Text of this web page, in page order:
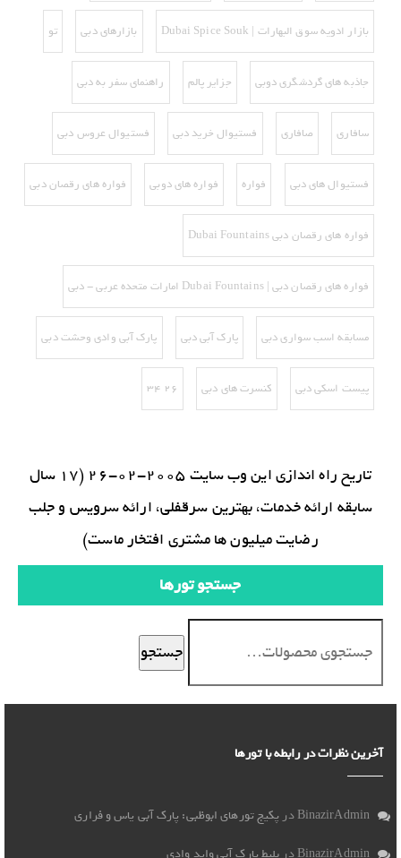
بازار ادویه سوق البهارات | Dubai Spice Souk بازارهای دبی تو
جاذبه های گردشگری دوبی جزایر پالم راهنمای سفر به دبی
سافاری صافاری فستیوال خرید دبی فستیوال عروس دبی
فستیوال های دبی فواره فواره های دوبی فواره های رقصان دبی
فواره های رقصان دبی Dubai Fountains
فواره های رقصان دبی | Dubai Fountains امارات متحده عربی - دبی
مسابقه اسب سواری دبی پارک آبی دبی پارک آبی وادی وحشت دبی
پیست اسکی دبی‌ کنسرت های دبی ۲۶ ۳۴
تاریخ راه اندازی این وب سایت 2005-02-26 (17 سال
سابقه ارائه خدمات، بهترین سرقفلی، ارائه سرویس و جلب
رضایت میلیون ها مشتری افتخار ماست)
جستجو تورها
جستجو
آخرین نظرات در رابطه با تورها
BinazirAdminدر پکیج تورهای ابوظبی: پارک آبی یاس و فراری
BinazirAdminدر بلیط پارک آبی واید وادی